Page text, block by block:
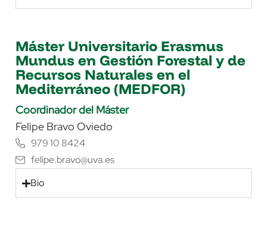
Máster Universitario Erasmus
Mundus en Gestión Forestal y de
Recursos Naturales en el
Mediterráneo (MEDFOR)
Coordinador del Máster
Felipe Bravo Oviedo
979 10 8424
felipe.bravo@uva.es
Bio